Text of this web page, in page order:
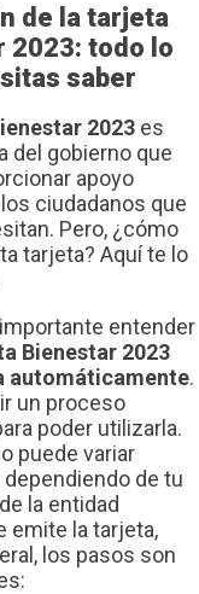
de la tarjeta
2023: todo lo
saber
2023 es
del gobierno que
apoyo
ciudadanos que
Pero, ¿cómo
tarjeta? Aquí te lo
entender
Bienestar 2023
automáticamente.
un proceso
poder utilizarla.
puede variar
de tu
la entidad
emite la tarjeta,
los pasos son